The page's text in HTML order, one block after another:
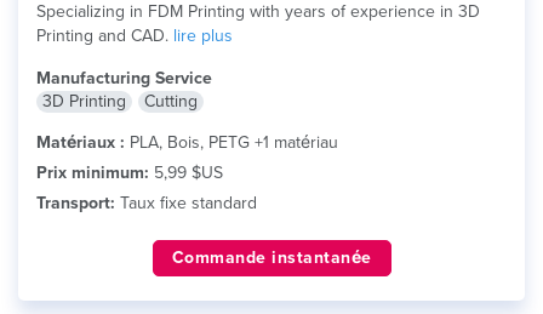
Specializing in FDM Printing with years of experience in 3D
Printing and CAD. lire plus
Manufacturing Service
3D Printing
Cutting
Matériaux : PLA, Bois, PETG +1 matériau
Prix minimum: 5,99 $US
Transport: Taux fixe standard
Commande instantanée